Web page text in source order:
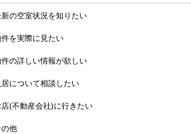
新の空室状況を知りたい
件を実際に見たい
件の詳しい情報が欲しい
居について相談したい
店(不動産会社)に行きたい
の他